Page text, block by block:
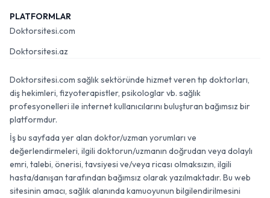
PLATFORMLAR
Doktorsitesi.com
Doktorsitesi.az
Doktorsitesi.com sağlık sektöründe hizmet veren tıp doktorları,
diş hekimleri, fizyoterapistler, psikologlar vb. sağlık
profesyonelleri ile internet kullanıcılarını buluşturan bağımsız bir
platformdur.
İş bu sayfada yer alan doktor/uzman yorumları ve
değerlendirmeleri, ilgili doktorun/uzmanın doğrudan veya dolaylı
emri, talebi, önerisi, tavsiyesi ve/veya ricası olmaksızın, ilgili
hasta/danışan tarafından bağımsız olarak yazılmaktadır. Bu web
sitesinin amacı, sağlık alanında kamuoyunun bilgilendirilmesini